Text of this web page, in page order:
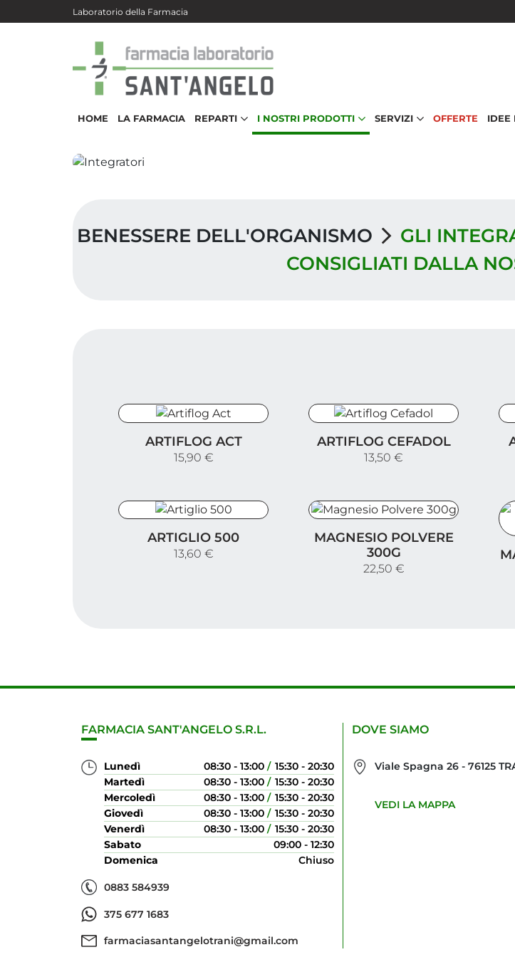
Salta al contenuto principale
Laboratorio della Farmacia
HOME LA FARMACIA REPARTI I NOSTRI PRODOTTI SERVIZI OFFERTE IDEE
BENESSERE DELL'ORGANISMO
GLI
CONSIGLIATI DALLA
ARTIFLOG ACT
15,90 €
ARTIFLOG CEFADOL
13,50 €
ARTIGLIO 500
13,60 €
MAGNESIO POLVERE
300G
22,50 €
FARMACIA SANT'ANGELO S.R.L.
Lunedì 08:30 - 13:00
15:30 - 20:30
Martedì
08:30 - 13:00
15:30 - 20:30
Mercoledì
08:30 - 13:00
15:30 - 20:30
Giovedì
08:30 - 13:00
15:30 - 20:30
Venerdì
08:30 - 13:00
15:30 - 20:30
Sabato
09:00 - 12:30
Domenica
Chiuso
0883 584939
375 677 1683
farmaciasantangelotrani@gmail.com
DOVE SIAMO
Viale Spagna 26 - 76125
VEDI LA MAPPA